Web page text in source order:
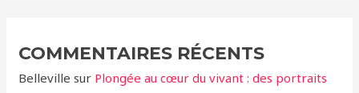
COMMENTAIRES RÉCENTS
Belleville sur Plongée au cœur du vivant : des portraits